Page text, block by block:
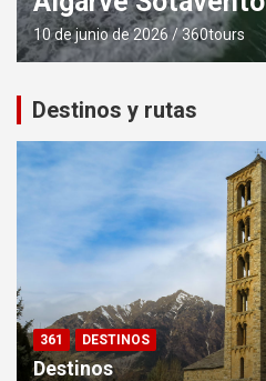
10 de junio de 2026 360tours
Destinos y rutas
361 DESTINOS
Destinos